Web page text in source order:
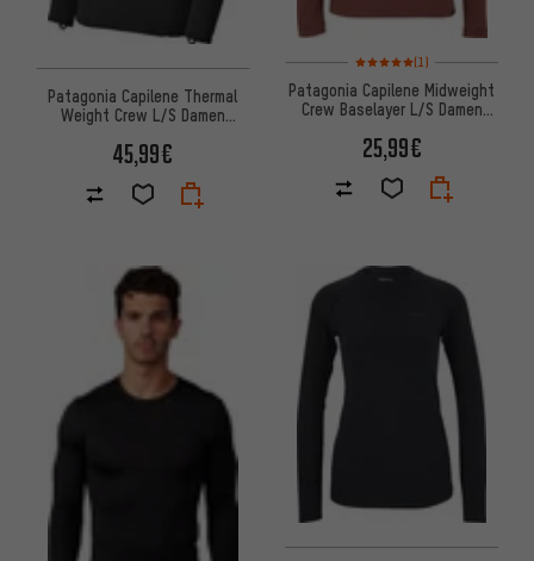
Patagonia Capilene Thermal
Weight Crew L/S Damen
45,99€
Bewertungen: 5 von 5
(1)
Patagonia Capilene Midweight
Crew Baselayer L/S Damen
25,99€